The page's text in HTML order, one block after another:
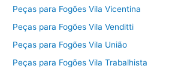
Peças para Fogões Vila Vicentina
Peças para Fogões Vila Venditti
Peças para Fogões Vila União
Peças para Fogões Vila Trabalhista